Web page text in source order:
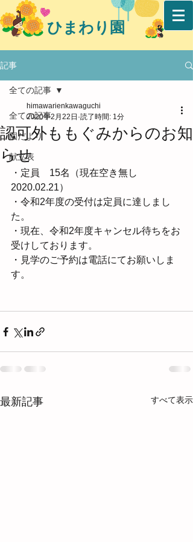
ひまわり園
記事
全ての記事
園だより
献立表
全ての記事
認可外ももぐみからのお知
らせ
himawarienkawaguchi
2020年2月22日 読了時間: 1分
・定員　15名（現在空き無し
2020.02.21）
・令和2年度の受付は定員に達しまし
た。
・現在、令和2年度キャンセル待ちをお
受けしております。
・見学のご予約は電話にてお願いしま
す。
最新記事 すべて表示